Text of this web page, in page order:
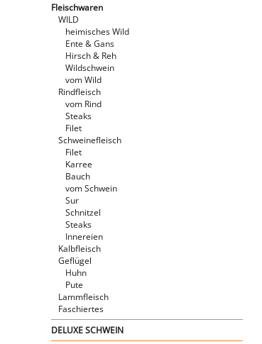
Fleischwaren
WILD
heimisches Wild
Ente & Gans
Hirsch & Reh
Wildschwein
vom Wild
Rindfleisch
vom Rind
Steaks
Filet
Schweinefleisch
Filet
Karree
Bauch
vom Schwein
Sur
Schnitzel
Steaks
Innereien
Kalbfleisch
Geflügel
Huhn
Pute
Lammfleisch
Faschiertes
DELUXE SCHWEIN